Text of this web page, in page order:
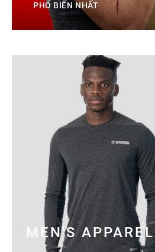
PHỔ BIẾN NHẤT
MEN'S APPAREL